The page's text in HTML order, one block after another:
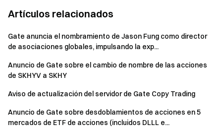
Visite el sito web oficial de Gate
Síganos en X (Twitter)para obtener más bonos
Únase a nuestra comunidad de Telegram
para debatir
sobre temas de actualidad
Interactúe con nuestra comunidad global
últimas novedades
Consulte nuestra Prueba de reservas del 100 %
Artículos relacionados
Gate anuncia el nombramiento de Jason Fung como director
de asociaciones globales, impulsando la exp...
Anuncio de Gate sobre el cambio de nombre de las acciones
de SKHYV a SKHY
Aviso de actualización del servidor de Gate Copy Trading
Anuncio de Gate sobre desdoblamientos de acciones en 5
mercados de ETF de acciones (incluidos DLLL e...